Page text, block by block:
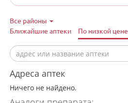
Все районы
Ближайшие аптеки
По низкой цене
Адреса аптек
Ничего не найдено.